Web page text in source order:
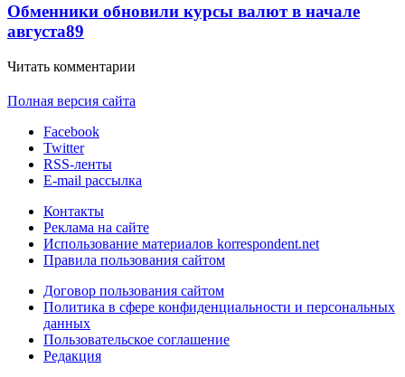
Обменники обновили курсы валют в начале
августа89
Читать комментарии
Полная версия сайта
Facebook
Twitter
RSS-ленты
E-mail рассылка
Контакты
Реклама на сайте
Использование материалов korrespondent.net
Правила пользования сайтом
Договор пользования сайтом
Политика в сфере конфиденциальности и персональных
данных
Пользовательское соглашение
Редакция